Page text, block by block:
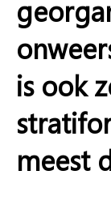
is ook
meest